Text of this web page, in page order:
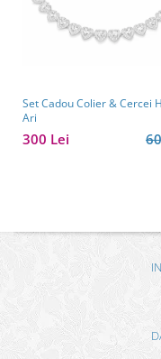
Set Cadou Colier & Cercei
Ari
300 Lei